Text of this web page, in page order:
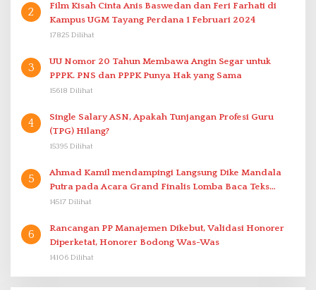
2
Film Kisah Cinta Anis Baswedan dan Feri Farhati di
Kampus UGM Tayang Perdana 1 Februari 2024
17825 Dilihat
3
UU Nomor 20 Tahun Membawa Angin Segar untuk
PPPK. PNS dan PPPK Punya Hak yang Sama
15618 Dilihat
4
Single Salary ASN, Apakah Tunjangan Profesi Guru
(TPG) Hilang?
15395 Dilihat
5
Ahmad Kamil mendampingi Langsung Dike Mandala
Putra pada Acara Grand Finalis Lomba Baca Teks
Proklamasi Mirip Bung Karno di Bali
14517 Dilihat
6
Rancangan PP Manajemen Dikebut, Validasi Honorer
Diperketat, Honorer Bodong Was-Was
14106 Dilihat